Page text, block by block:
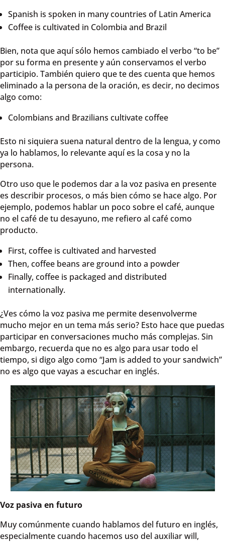
Spanish is spoken in many countries of Latin America
Coffee is cultivated in Colombia and Brazil
Bien, nota que aquí sólo hemos cambiado el verbo “to be”
por su forma en presente y aún conservamos el verbo
participio. También quiero que te des cuenta que hemos
eliminado a la persona de la oración, es decir, no decimos
algo como:
Colombians and Brazilians cultivate coffee
Esto ni siquiera suena natural dentro de la lengua, y como
ya lo hablamos, lo relevante aquí es la cosa y no la
persona.
Otro uso que le podemos dar a la voz pasiva en presente
es describir procesos, o más bien cómo se hace algo. Por
ejemplo, podemos hablar un poco sobre el café, aunque
no el café de tu desayuno, me refiero al café como
producto.
First, coffee is cultivated and harvested
Then, coffee beans are ground into a powder
Finally, coffee is packaged and distributed
internationally.
¿Ves cómo la voz pasiva me permite desenvolverme
mucho mejor en un tema más serio? Esto hace que puedas
participar en conversaciones mucho más complejas. Sin
embargo, recuerda que no es algo para usar todo el
tiempo, si digo algo como “Jam is added to your sandwich”
no es algo que vayas a escuchar en inglés.
Voz pasiva en futuro
Muy comúnmente cuando hablamos del futuro en inglés,
especialmente cuando hacemos uso del auxiliar will,